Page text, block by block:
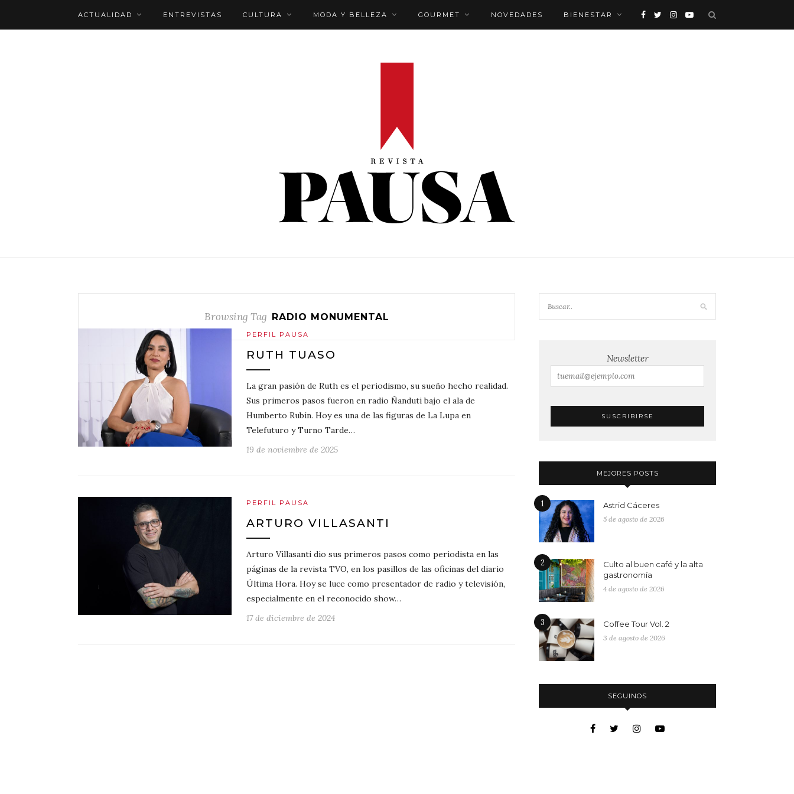
ACTUALIDAD ENTREVISTAS CULTURA MODA Y BELLEZA GOURMET NOVEDADES BIENESTAR
Browsing Tag RADIO MONUMENTAL
PERFIL PAUSA
RUTH TUASO
La gran pasión de Ruth es el periodismo, su sueño hecho realidad.
Sus primeros pasos fueron en radio Ñanduti bajo el ala de
Humberto Rubín. Hoy es una de las figuras de La Lupa en
Telefuturo y Turno Tarde…
19 de noviembre de 2025
PERFIL PAUSA
ARTURO VILLASANTI
Arturo Villasanti dio sus primeros pasos como periodista en las
páginas de la revista TVO, en los pasillos de las oficinas del diario
Última Hora. Hoy se luce como presentador de radio y televisión,
especialmente en el reconocido show…
17 de diciembre de 2024
Newsletter
MEJORES POSTS
1 Astrid Cáceres
5 de agosto de 2026
2
Culto al buen café y la alta
gastronomía
4 de agosto de 2026
3 Coffee Tour Vol. 2
3 de agosto de 2026
SEGUINOS